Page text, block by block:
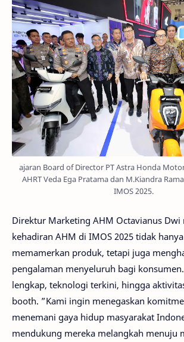
ajaran Board of Director PT Astra Honda
AHRT Veda Ega Pratama dan M.Kiandra
IMOS 2025.
Direktur Marketing AHM Octavianus Dwi
kehadiran AHM di IMOS 2025 tidak
memamerkan produk, tetapi juga
pengalaman menyeluruh bagi
lengkap, teknologi terkini, hingga
booth. ”Kami ingin menegaskan
menemani gaya hidup masyarakat
mendukung mereka melangkah menuju